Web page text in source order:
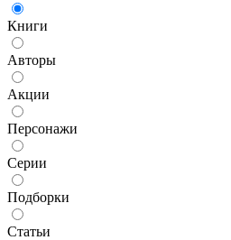
Книги
Авторы
Акции
Персонажи
Серии
Подборки
Статьи